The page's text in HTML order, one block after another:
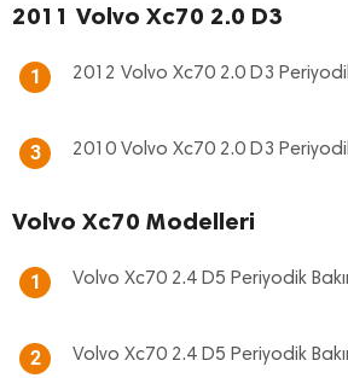
2011 Volvo Xc70 2.0 D3
1 2012 Volvo Xc70 2.0 D3
3 2010 Volvo Xc70 2.0 D3
Volvo Xc70 Modelleri
1 Volvo Xc70 2.4 D5 Periyodik
2 Volvo Xc70 2.4 D5 Periyodik